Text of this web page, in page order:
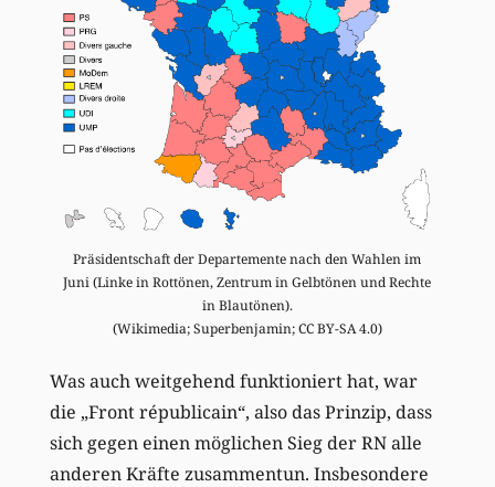
Präsidentschaft der Departemente nach den Wahlen im
Juni (Linke in Rottönen, Zentrum in Gelbtönen und Rechte
in Blautönen).
(Wikimedia; Superbenjamin; CC BY-SA 4.0)
Was auch weitgehend funktioniert hat, war
die „Front républicain“, also das Prinzip, dass
sich gegen einen möglichen Sieg der RN alle
anderen Kräfte zusammentun. Insbesondere